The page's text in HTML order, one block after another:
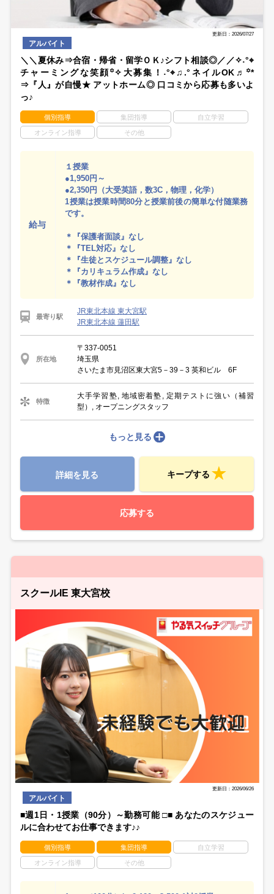
更新日：2026/07/27
アルバイト
＼＼夏休み⇒合宿・帰省・留学ＯＫ♪シフト相談◎／／✧˖°⌖
チャーミングな笑顔꙳✧大募集！˖°⌖♫.°ネイルOK♬꙳*
⇒『人』が自慢★ アットホーム◎ 口コミから応募も多いよ
っ♪
個別指導 集団指導 自立学習
オンライン指導 その他
給与
１授業
●1,950円～
●2,350円（大受英語，数3C，物理，化学）
1授業は授業時間80分と授業前後の簡単な付随業務
です。
＊『保護者面談』なし
＊『TEL対応』なし
＊『生徒とスケジュール調整』なし
＊『カリキュラム作成』なし
＊『教材作成』なし
最寄り駅
JR東北本線 東大宮駅
JR東北本線 蓮田駅
所在地
〒337-0051
埼玉県
さいたま市見沼区東大宮5－39－3 英和ビル 6F
特徴
大手学習塾, 地域密着塾, 定期テストに強い（補習
型）, オープニングスタッフ
もっと見る
詳細を見る キープする
応募する
スクールIE 東大宮校
更新日：2026/06/26
アルバイト
■週1日・1授業（90分）～勤務可能 □■ あなたのスケジュー
ルに合わせてお仕事できます♪♪
個別指導 集団指導 自立学習
オンライン指導 その他